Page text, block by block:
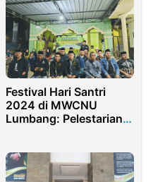
Festival Hari Santri
2024 di MWCNU
Lumbang: Pelestarian